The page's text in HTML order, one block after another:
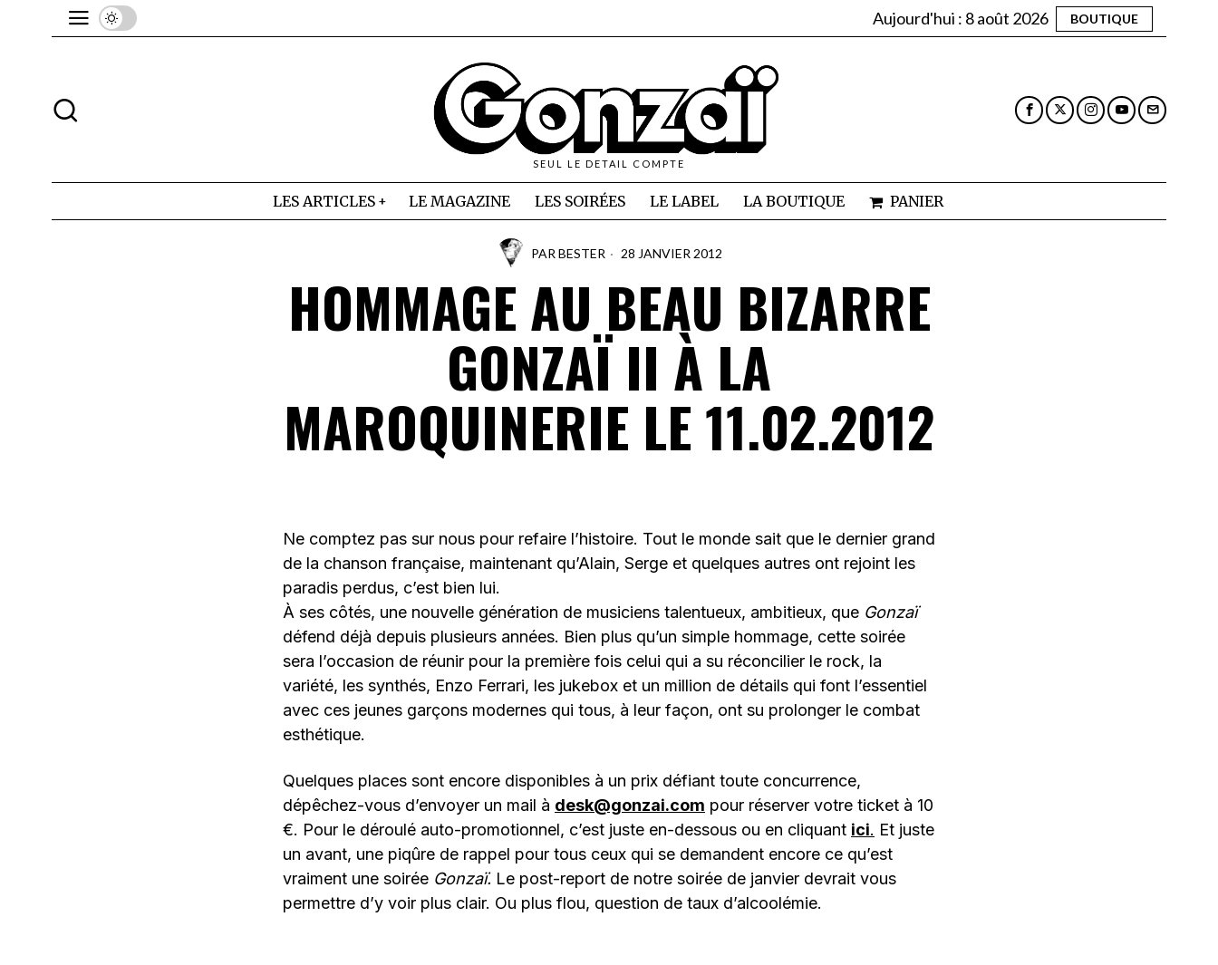
Aujourd'hui : 8 août 2026 BOUTIQUE
SEUL LE DETAIL COMPTE
LES ARTICLES LE MAGAZINE LES SOIRÉES LE LABEL LA BOUTIQUE PANIER
PAR BESTER 28 JANVIER 2012
HOMMAGE AU BEAU BIZARRE
GONZAÏ II À LA
MAROQUINERIE LE 11.02.2012
Ne comptez pas sur nous pour refaire l’histoire. Tout le monde sait que le dernier grand
de la chanson française, maintenant qu’Alain, Serge et quelques autres ont rejoint les
paradis perdus, c’est bien lui.
À ses côtés, une nouvelle génération de musiciens talentueux, ambitieux, que Gonzaï
défend déjà depuis plusieurs années. Bien plus qu’un simple hommage, cette soirée
sera l’occasion de réunir pour la première fois celui qui a su réconcilier le rock, la
variété, les synthés, Enzo Ferrari, les jukebox et un million de détails qui font l’essentiel
avec ces jeunes garçons modernes qui tous, à leur façon, ont su prolonger le combat
esthétique.
Quelques places sont encore disponibles à un prix défiant toute concurrence,
dépêchez-vous d’envoyer un mail à desk@gonzai.com pour réserver votre ticket à 10
€. Pour le déroulé auto-promotionnel, c’est juste en-dessous ou en cliquant ici. Et juste
un avant, une piqûre de rappel pour tous ceux qui se demandent encore ce qu’est
vraiment une soirée Gonzaï. Le post-report de notre soirée de janvier devrait vous
permettre d’y voir plus clair. Ou plus flou, question de taux d’alcoolémie.